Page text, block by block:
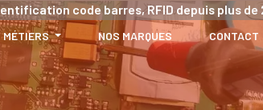
code barres, RFID depuis plus de
MÉTIERS NOS MARQUES CONTACT